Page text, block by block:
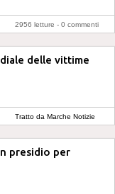
2956 letture - 0 commenti
delle vittime
Tratto da Marche Notizie
presidio per